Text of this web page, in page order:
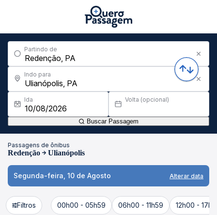
Partindo de
Indo para
Ida Volta (opcional)
Buscar Passagem
Passagens de ônibus
Redenção Ulianópolis
Segunda-feira, 10 de Agosto Alterar data
Filtros 00h00 - 05h59 06h00 - 11h59 12h00 -